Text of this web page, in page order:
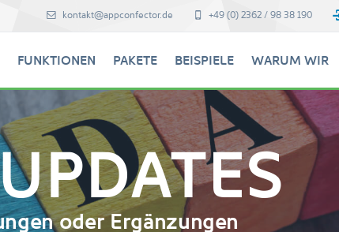
kontakt@appconfector.de +49 (0) 2362 / 98 38 190
FUNKTIONEN PAKETE BEISPIELE WARUM WIR
oder Ergänzungen